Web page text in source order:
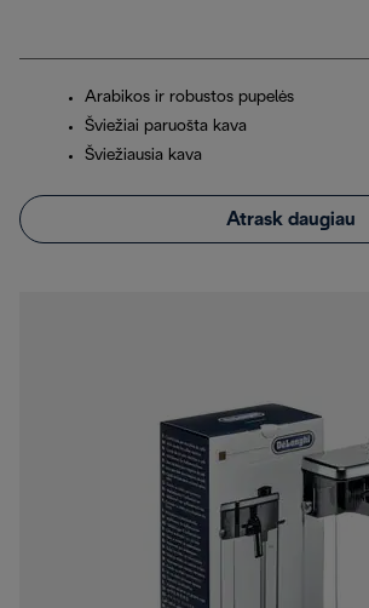
Arabikos ir robustos pupelės
Šviežiai paruošta kava
Šviežiausia kava
Atrask daugiau